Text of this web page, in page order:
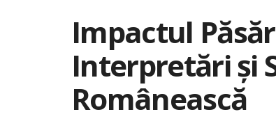
Impactul
Interpretări și
Românească